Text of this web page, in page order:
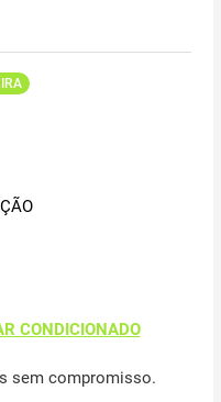
CONDICIONADO
sem compromisso.